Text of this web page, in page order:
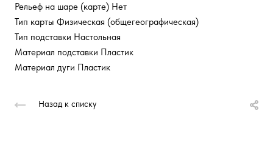
Рельеф на шаре (карте) Нет
Тип карты Физическая (общегеографическая)
Тип подставки Настольная
Материал подставки Пластик
Материал дуги Пластик
Назад к списку